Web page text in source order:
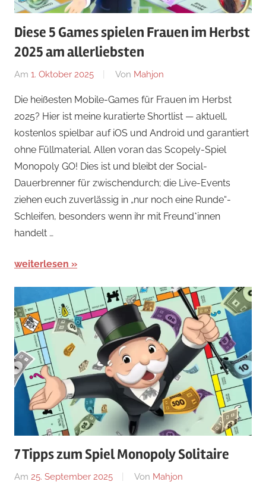
Diese 5 Games spielen Frauen im Herbst
2025 am allerliebsten
Am 1. Oktober 2025 Von Mahjon
Arcade-
Spiele,
Arcade-
Spiele,
Arcade-
Spiele
Die heißesten Mobile-Games für Frauen im Herbst
2025? Hier ist meine kuratierte Shortlist — aktuell,
kostenlos spielbar auf iOS und Android und garantiert
ohne Füllmaterial. Allen voran das Scopely-Spiel
Monopoly GO! Dies ist und bleibt der Social-
Dauerbrenner für zwischendurch; die Live-Events
ziehen euch zuverlässig in „nur noch eine Runde“-
Schleifen, besonders wenn ihr mit Freund*innen
handelt …
weiterlesen
7 Tipps zum Spiel Monopoly Solitaire
Am 25. September 2025 Von Mahjon